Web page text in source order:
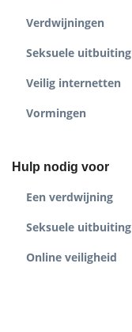
Verdwijningen
Seksuele uitbuiting
Veilig internetten
Vormingen
Hulp nodig voor
Een verdwijning
Seksuele uitbuiting
Online veiligheid